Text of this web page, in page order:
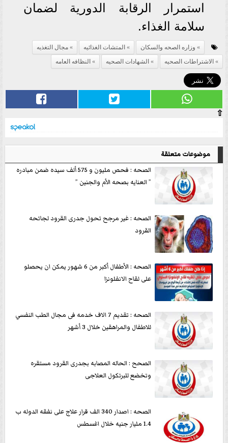
استمرار الرقابة الدورية لضمان
سلامة الغذاء.
وزاره الصحه والسكان المتشات الغذائيه
مجال التغذيه
الاشتراطات الصحيه
الشهادات الصحيه النظافه العامه
⇧
موضوعات متعلقة
الصحه : فحص مليون و 575 ألف سيده ضمن مبادره
” العنايه بصحه الأم والجنين ”
الصحه : غير مرجح تحول جدرى القرود لجائحه
القرود
الصحه : الأطفال أكبر من 6 شهور يمكن ان يحصلو
على لقاح الانفلونزا
الصحه : تقديم 7 الاف خدمه فى مجال الطب النفسي
للاطفال والمراهقين خلال 3 أشهر
الصحح : الحاله المصابه بجدرى القرود مستقره
وتخضع للبرتكول العلاجى
الصحه : اصدار 340 الف قرار علاج على نفقه الدوله ب
1.4 مليار جنيه خلال اغسطس